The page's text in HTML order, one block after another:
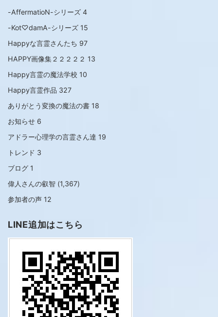
-AffermatioN-シリーズ 4
-Kot♡damA-シリーズ 15
Happyな言霊さんたち 97
HAPPY画像集２２２２２ 13
Happy言霊の魔法学校 10
Happy言霊作品 327
ありがとう変換の魔法の書 18
お知らせ 6
アドラー心理学の言霊さん達 19
トレンド 3
ブログ 1
偉人さんの叡智 (1,367)
参加者の声 12
LINE追加はこちら